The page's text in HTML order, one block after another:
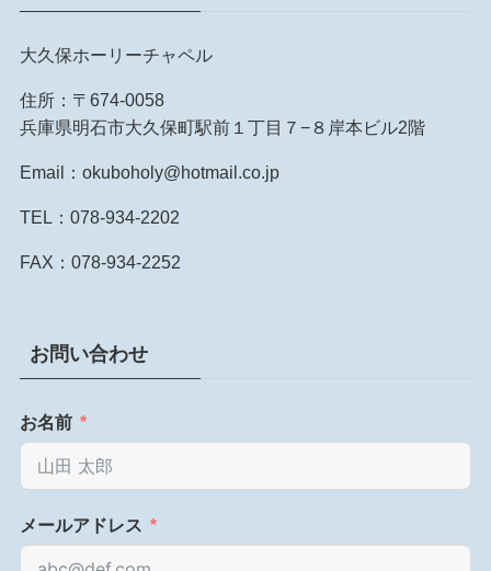
大久保ホーリーチャペル
住所：〒674-0058
兵庫県明石市大久保町駅前１丁目７−８岸本ビル2階
Email：okuboholy@hotmail.co.jp
TEL：078-934-2202
FAX：078-934-2252
お問い合わせ
お名前
メールアドレス